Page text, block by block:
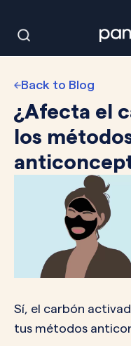
Back to Blog
¿Afecta el
los
Sí, el carbón
tus métodos